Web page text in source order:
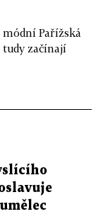
módní Pařížská
tudy začínají